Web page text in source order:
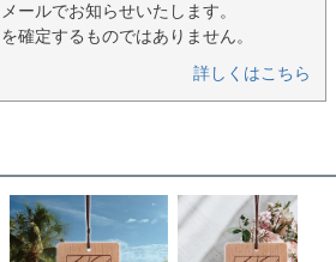
ールでお知らせいたします。
確定するものではありません。
詳しくはこちら